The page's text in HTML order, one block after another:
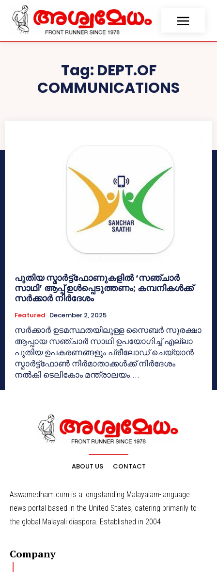
Tag: DEPT.OF
COMMUNICATIONS
പുതിയ സ്മാര്‍ട്ട്‌ഫോണുകളില്‍ ‘സഞ്ചാര്‍
സാഥി’ ആപ്പ് ഉള്‍പ്പെടുത്തണം; കമ്പനികള്‍ക്ക്
സര്‍ക്കാര്‍ നിര്‍ദേശം
Featured December 2, 2025
സര്‍ക്കാര്‍ ഉടമസ്ഥതയിലുള്ള സൈബര്‍ സുരക്ഷാ
ആപ്പായ സഞ്ചാര്‍ സാഥി ഉപയോഗിച്ച് എല്ലാ
പുതിയ ഉപകരണങ്ങളും പ്രീലോഡ് ചെയ്യാന്‍
സ്മാര്‍ട്ട്‌ഫോണ്‍ നിര്‍മാതാക്കള്‍ക്ക് നിര്‍ദേശം
നല്‍കി ടെലികോം മന്ത്രാലയം....
ABOUT US CONTACT
Aswamedham.com is a longstanding Malayalam-language
news portal based in the United States, catering primarily to
the global Malayali diaspora. Established in 2004
Company